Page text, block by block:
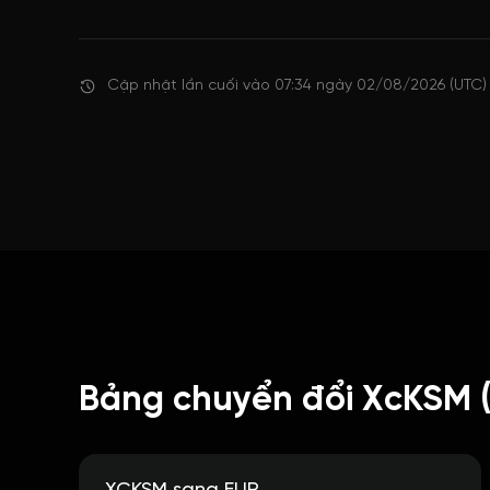
Cập nhật lần cuối vào 07:34 ngày 02/08/2026 (UTC)
Bảng chuyển đổi XcKSM